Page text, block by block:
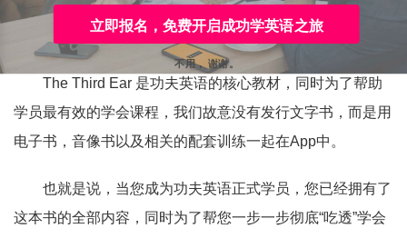
Ear》 这本教材？
The Third Ear 是功夫英语的核心教材，同时为了帮助
学员最有效的学会课程，我们故意没有发行文字书，而是用
电子书，音像书以及相关的配套训练一起在App中。
也就是说，当您成为功夫英语正式学员，您已经拥有了
这本书的全部内容，同时为了帮您一步一步彻底“吃透”学会
立即报名，免费开启成功学英语之旅
不用， 谢谢。